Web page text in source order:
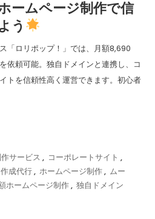
ームページ制作で信
う
「ロリポップ！」では、月額8,690
依頼可能。独自ドメインと連携し、コ
トを信頼性高く運営できます。初心者
サービス , コーポレートサイト ,
成代行, ホームページ制作, ムー
ホームページ制作, 独自ドメイン